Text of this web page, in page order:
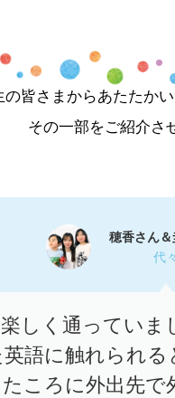
皆さまからあたたか
その一部をご紹介さ
しく通っていま
語に触れられ
ころに外出先
穂香さん＆
代